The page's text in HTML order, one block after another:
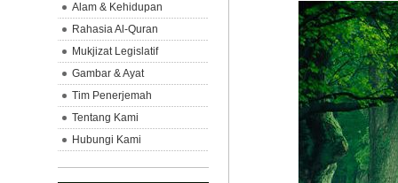
Alam & Kehidupan
Rahasia Al-Quran
Mukjizat Legislatif
Gambar & Ayat
Tim Penerjemah
Tentang Kami
Hubungi Kami